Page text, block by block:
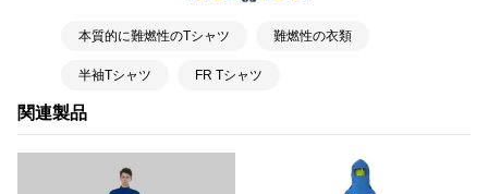
関連製品
本質的に難燃性のTシャツ 難燃性の衣類
半袖Tシャツ FR Tシャツ